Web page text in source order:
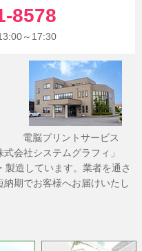
8578
～17:30
電脳プリントサービス
会社システムグラフィ」
造しています。業者を通さ
期でお客様へお届けいたし